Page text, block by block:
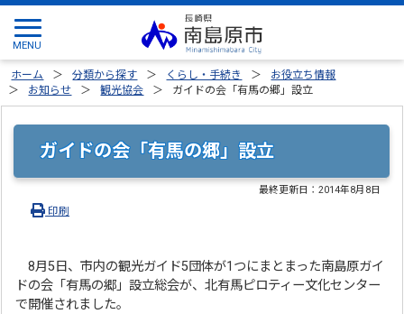
ホーム 分類から探す くらし・手続き
お役立ち情報
お知らせ
観光協会 ガイドの会「有馬の郷」設立
ガイドの会「有馬の郷」設立
最終更新日：2014年8月8日
印刷
8月5日、市内の観光ガイド5団体が1つにまとまった南島原ガイ
ドの会「有馬の郷」設立総会が、北有馬ピロティー文化センター
で開催されました。